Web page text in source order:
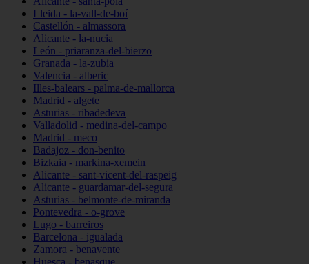
Lleida - la-vall-de-boí
Castellón - almassora
Alicante - la-nucia
León - priaranza-del-bierzo
Granada - la-zubia
Valencia - alberic
Illes-balears - palma-de-mallorca
Madrid - algete
Asturias - ribadedeva
Valladolid - medina-del-campo
Madrid - meco
Badajoz - don-benito
Bizkaia - markina-xemein
Alicante - sant-vicent-del-raspeig
Alicante - guardamar-del-segura
Asturias - belmonte-de-miranda
Pontevedra - o-grove
Lugo - barreiros
Barcelona - igualada
Zamora - benavente
Huesca - benasque